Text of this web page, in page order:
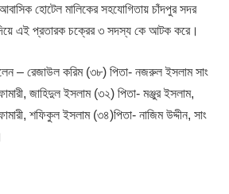
হোটেল মালিকের সহযোগিতায় চাঁদপুর সদর
এই প্রতারক চক্রের ৩ সদস্য কে আটক করে।
– রেজাউল করিম (৩৮) পিতা- নজরুল ইসলাম সাং
জাহিদুল ইসলাম (৩২) পিতা- মঞ্জুর ইসলাম,
শফিকুল ইসলাম (৩৪)পিতা- নাজিম উদ্দীন, সাং